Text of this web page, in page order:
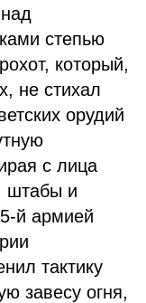
степью
который,
не стихал
орудий
с лица
штабы и
й армией
тактику
завесу огня,